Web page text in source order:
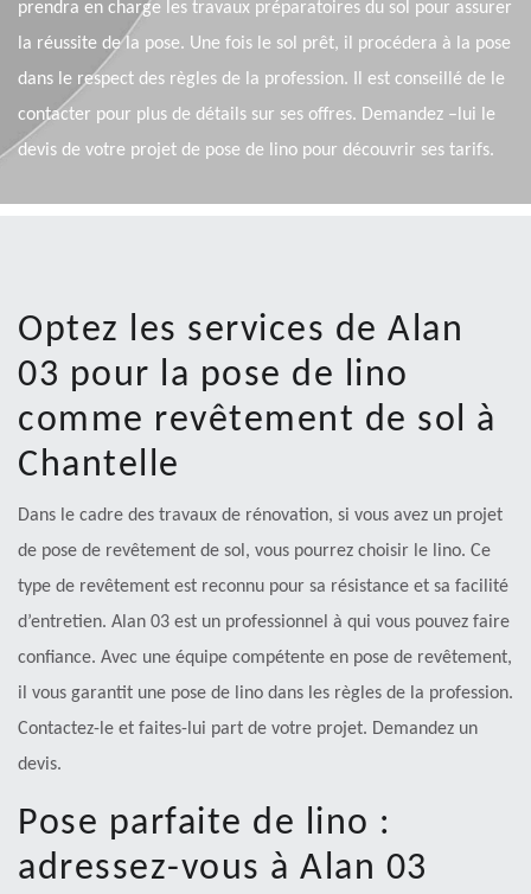
prendra en charge les travaux préparatoires du sol pour assurer
la réussite de la pose. Une fois le sol prêt, il procédera à la pose
dans le respect des règles de la profession. Il est conseillé de le
contacter pour plus de détails sur ses offres. Demandez –lui le
devis de votre projet de pose de lino pour découvrir ses tarifs.
Optez les services de Alan
03 pour la pose de lino
comme revêtement de sol à
Chantelle
Dans le cadre des travaux de rénovation, si vous avez un projet
de pose de revêtement de sol, vous pourrez choisir le lino. Ce
type de revêtement est reconnu pour sa résistance et sa facilité
d’entretien. Alan 03 est un professionnel à qui vous pouvez faire
confiance. Avec une équipe compétente en pose de revêtement,
il vous garantit une pose de lino dans les règles de la profession.
Contactez-le et faites-lui part de votre projet. Demandez un
devis.
Pose parfaite de lino :
adressez-vous à Alan 03